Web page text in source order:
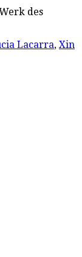
des
Lacarra, Xin